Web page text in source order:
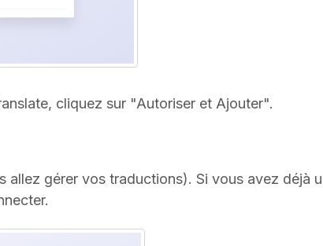
cliquez sur "Autoriser et Ajouter".
gérer vos traductions). Si vous avez déjà